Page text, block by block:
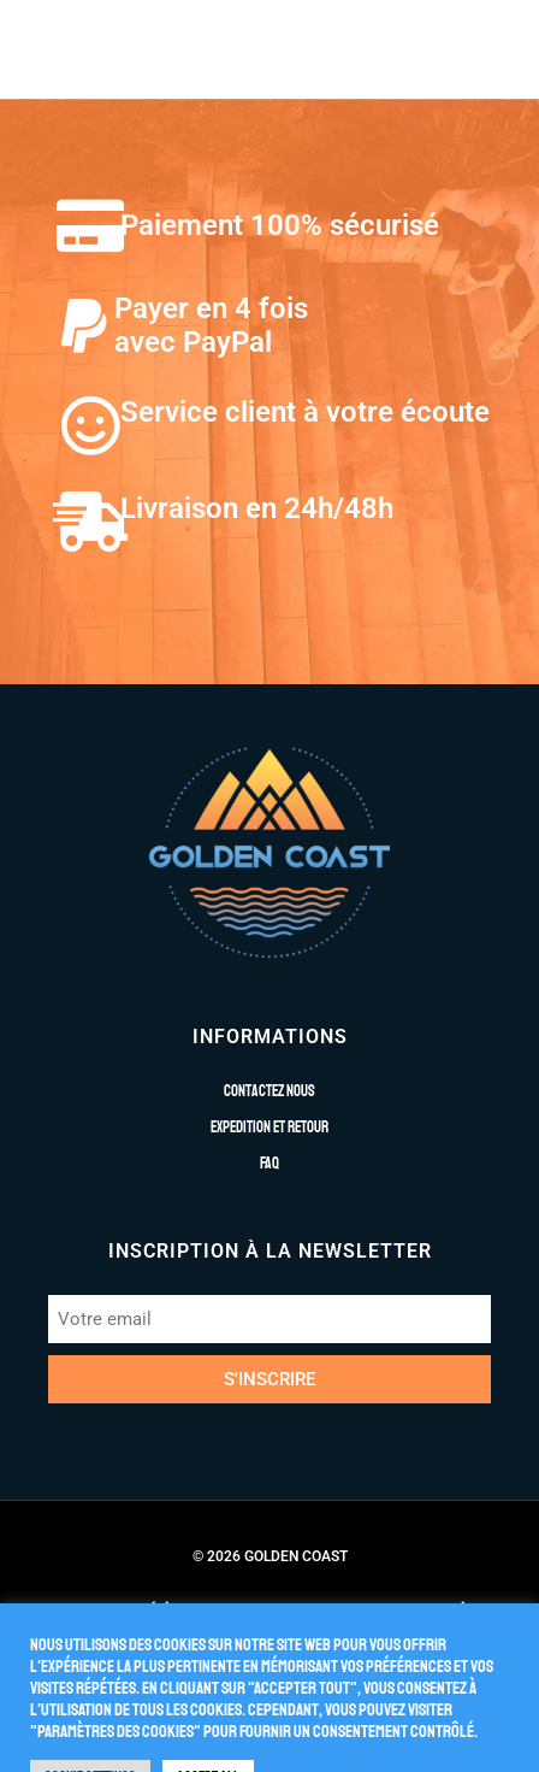
Paiement 100% sécurisé
Payer en 4 fois
avec PayPal
Service client à votre écoute
Livraison en 24h/48h
INFORMATIONS
Contactez nous
Expedition et retour
FAQ
INSCRIPTION À LA NEWSLETTER
S'INSCRIRE
© 2026 GOLDEN COAST
Nous utilisons des cookies sur notre site Web pour vous offrir
l'expérience la plus pertinente en mémorisant vos préférences et vos
visites répétées. En cliquant sur "Accepter tout", vous consentez à
l'utilisation de TOUS les cookies. Cependant, vous pouvez visiter
"Paramètres des cookies" pour fournir un consentement contrôlé.